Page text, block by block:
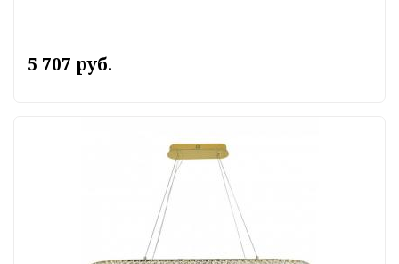
5 707 руб.